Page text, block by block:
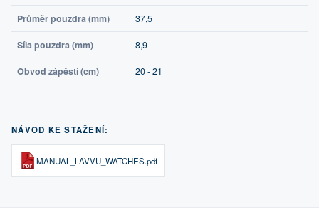
Průměr pouzdra (mm) 37,5
Síla pouzdra (mm) 8,9
Obvod zápěstí (cm) 20 - 21
NÁVOD KE STAŽENÍ:
MANUAL_LAVVU_WATCHES.pdf